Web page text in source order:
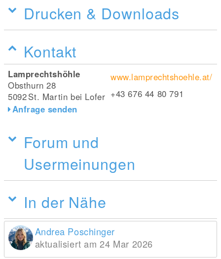
Drucken & Downloads
Kontakt
Lamprechtshöhle
Obsthurn 28
5092St. Martin bei Lofer
Anfrage senden
www.lamprechtshoehle.at/
+43 676 44 80 791
Forum und
Usermeinungen
In der Nähe
Andrea Poschinger
aktualisiert am 24 Mar 2026